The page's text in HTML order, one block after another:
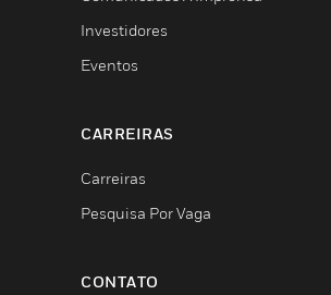
Investidores
Eventos
CARREIRAS
Carreiras
Pesquisa Por Vaga
CONTATO